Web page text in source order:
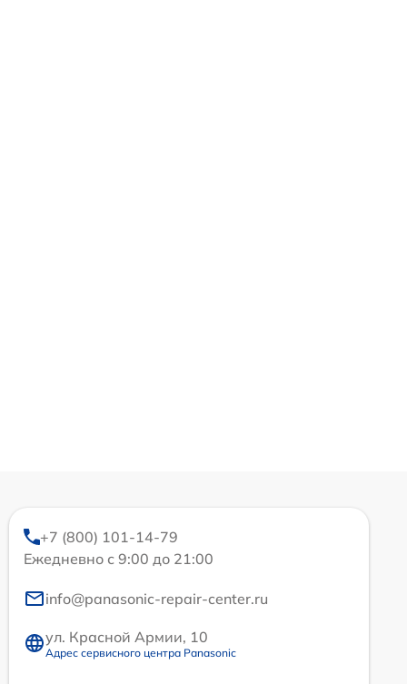
+7 (800) 101-14-79
Ежедневно с 9:00 до 21:00
info@panasonic-repair-center.ru
ул. Красной Армии, 10
Адрес сервисного центра Panasonic